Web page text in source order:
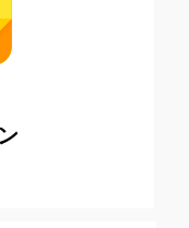
組みです​